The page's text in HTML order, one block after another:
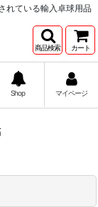
れている輸入卓球用品
商品検索 カート
Shop マイページ